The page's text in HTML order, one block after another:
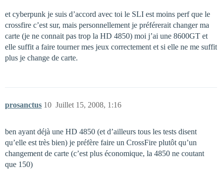
et cyberpunk je suis d’accord avec toi le SLI est moins perf que le
crossfire c’est sur, mais personnellement je préférerait changer ma
carte (je ne connait pas trop la HD 4850) moi j’ai une 8600GT et
elle suffit a faire tourner mes jeux correctement et si elle ne me suffit
plus je change de carte.
prosanctus Juillet 15, 2008, 1:16
10
ben ayant déjà une HD 4850 (et d’ailleurs tous les tests disent
qu’elle est très bien) je préfère faire un CrossFire plutôt qu’un
changement de carte (c’est plus économique, la 4850 ne coutant
que 150)